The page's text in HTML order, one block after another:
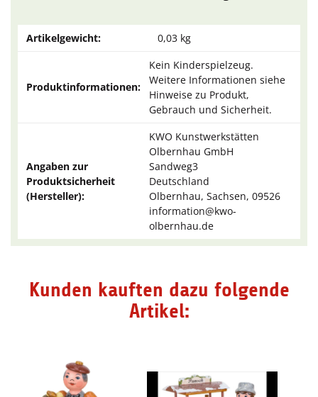
Artikelgewicht: 0,03 kg
Produktinformationen:
Kein Kinderspielzeug.
Weitere Informationen siehe
Hinweise zu Produkt,
Gebrauch und Sicherheit.
Angaben zur
Produktsicherheit
(Hersteller):
KWO Kunstwerkstätten
Olbernhau GmbH
Sandweg3
Deutschland
Olbernhau, Sachsen, 09526
information@kwo-
olbernhau.de
Kunden kauften dazu folgende
Artikel: